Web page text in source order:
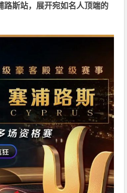
路斯站，展开宛如名人顶端的